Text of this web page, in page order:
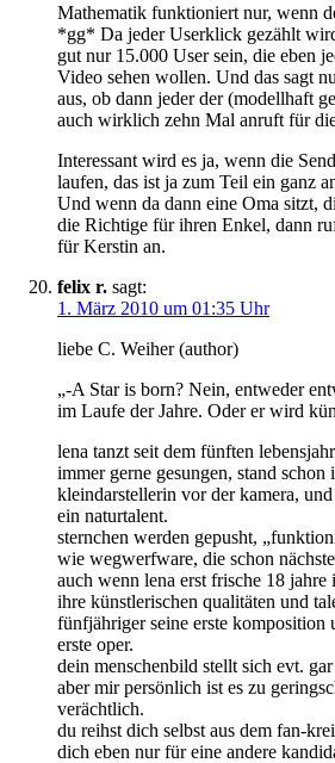
Mathematik funktioniert nur, wenn
*gg* Da jeder Userklick gezählt
gut nur 15.000 User sein, die eben
Video sehen wollen. Und das sagt
aus, ob dann jeder der (modellhaft
auch wirklich zehn Mal anruft für
Interessant wird es ja, wenn die
laufen, das ist ja zum Teil ein ganz
Und wenn da dann eine Oma sitzt,
die Richtige für ihren Enkel, dann
für Kerstin an.
felix r. sagt:
1. März 2010 um 01:35 Uhr
liebe C. Weiher (author)
„-A Star is born? Nein, entweder
im Laufe der Jahre. Oder er wird
lena tanzt seit dem fünften
immer gerne gesungen, stand
kleindarstellerin vor der kamera,
ein naturtalent.
sternchen werden gepusht,
wie wegwerfware, die schon
auch wenn lena erst frische 18 jahre
ihre künstlerischen qualitäten und
fünfjähriger seine erste komposition
erste oper.
dein menschenbild stellt sich evt.
aber mir persönlich ist es zu
verächtlich.
du reihst dich selbst aus dem fan-
dich eben nur für eine andere